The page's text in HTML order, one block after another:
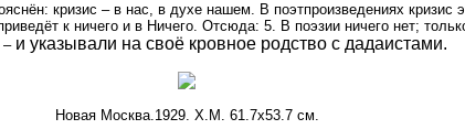
кризис – в нас, в духе нашем. В поэтпроизведениях кризис
к ничего и в Ничего. Отсюда: 5. В поэзии ничего нет;
–и указывали на своё кровное родство с дадаистами.
Новая Москва.1929. Х.М. 61.7х53.7 см.